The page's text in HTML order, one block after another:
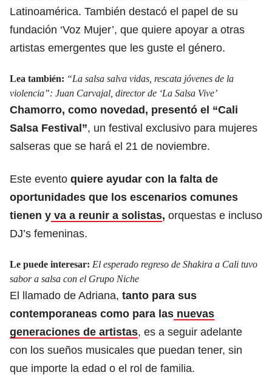
Latinoamérica. También destacó el papel de su
fundación ‘Voz Mujer’, que quiere apoyar a otras
artistas emergentes que les guste el género.
Lea también: “La salsa salva vidas, rescata jóvenes de la
violencia”: Juan Carvajal, director de ‘La Salsa Vive’
Chamorro, como novedad, presentó el “Cali
Salsa Festival”, un festival exclusivo para mujeres
salseras que se hará el 21 de noviembre.
Este evento quiere ayudar con la falta de
oportunidades que los escenarios comunes
tienen y va a reunir a solistas, orquestas e incluso
DJ’s femeninas.
Le puede interesar: El esperado regreso de Shakira a Cali tuvo
sabor a salsa con el Grupo Niche
El llamado de Adriana, tanto para sus
contemporaneas como para las nuevas
generaciones de artistas, es a seguir adelante
con los sueños musicales que puedan tener, sin
que importe la edad o el rol de familia.